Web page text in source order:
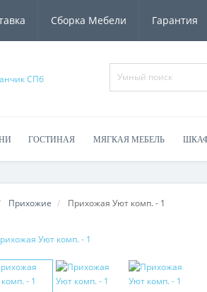
Сборка Мебели Гарантия
ГОСТИНАЯ МЯГКАЯ МЕБЕЛЬ
Прихожие Прихожая Уют комп. - 1